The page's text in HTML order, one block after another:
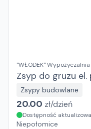
"WŁODEK"
Zsyp do gruzu
Zsypy budowlane
20.00 zł/dzień
Dostępność
Niepołomice